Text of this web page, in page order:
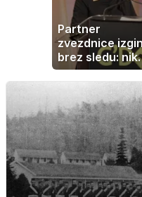
Partner
zvezdnice
brez sledu:
ga niso našli,
nato je prišla
ena tragedija